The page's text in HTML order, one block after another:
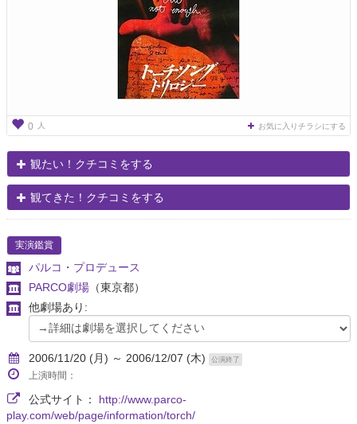
0 人 お気に入りチラシにする
観たい！クチコミをする
観てきた！クチコミをする
実演鑑賞
パルコ・プロデュース
PARCO劇場 （東京都）
他劇場あり:
2006/11/20 (月) ～ 2006/12/07 (木) 公演終了
上演時間：
公式サイト： http://www.parco-
play.com/web/page/information/torch/